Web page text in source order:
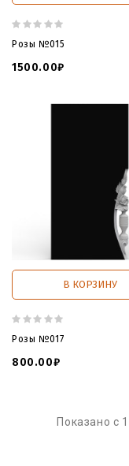
Розы №015
1500.00₽
В КОРЗИНУ
Розы №017
800.00₽
Показано с